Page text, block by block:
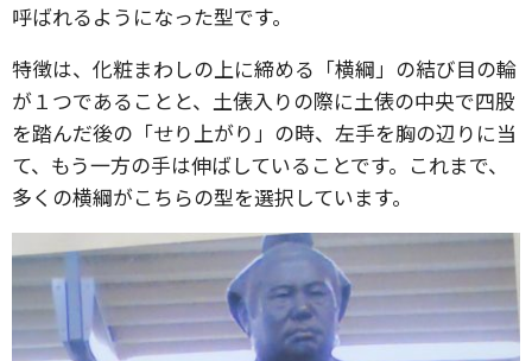
呼ばれるようになった型です。
特徴は、化粧まわしの上に締める「横綱」の結び目の輪
が１つであることと、土俵入りの際に土俵の中央で四股
を踏んだ後の「せり上がり」の時、左手を胸の辺りに当
て、もう一方の手は伸ばしていることです。これまで、
多くの横綱がこちらの型を選択しています。